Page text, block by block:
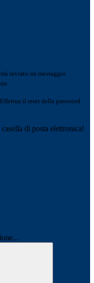
inviato un messaggio
il reset della password
di posta elettronica!